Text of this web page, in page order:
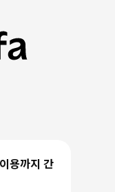
용까지 간